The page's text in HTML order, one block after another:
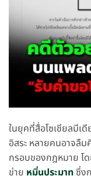
ในยุคที่สื่อโซเชียลมีเ
อิสระ หลายคนอาจลืม
กรอบของกฎหมาย โ
ข่าย หมิ่นประมาทซึ่ง